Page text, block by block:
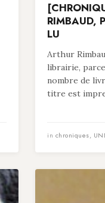
RIMBAUD,
LU
Arthur
librairie,
nombre de
titre est
in chroniques,